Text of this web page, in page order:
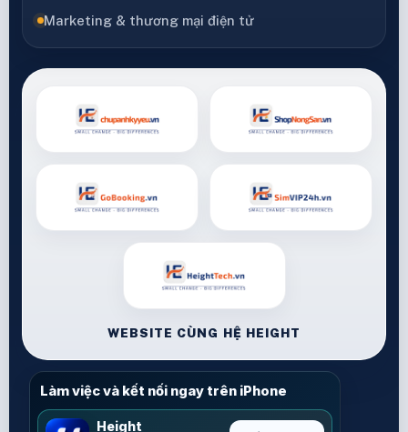
Marketing & thương mại điện tử
WEBSITE CÙNG HỆ HEIGHT
Làm việc và kết nối ngay trên iPhone
Height